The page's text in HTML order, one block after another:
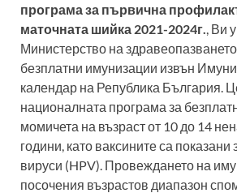
програма за първична
маточната шийка 2021-2024г. , Ви
Министерство на
безплатни имунизации извън
календар на Република България.
националната програма за
момичета на възраст от 10 до 14
години, като ваксините са
вируси (HPV). Провеждането на
посочения възрастов диапазон